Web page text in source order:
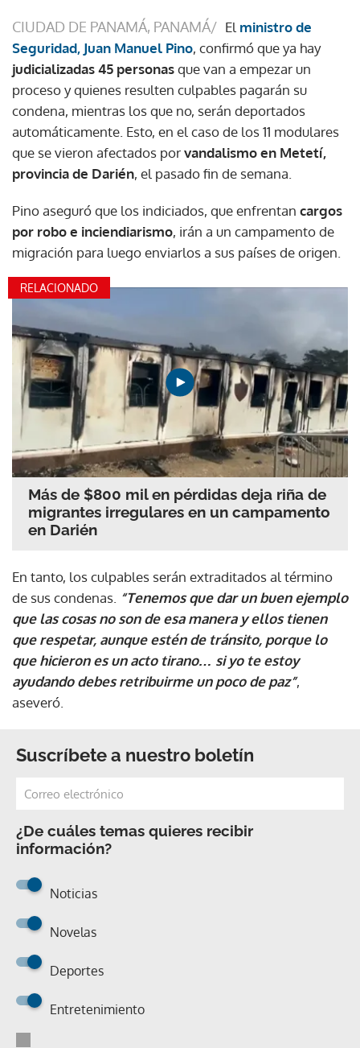
CIUDAD DE PANAMÁ, PANAMÁ/ El ministro de
Seguridad, Juan Manuel Pino, confirmó que ya hay
judicializadas 45 personasque van a empezar un
proceso y quienes resulten culpables pagarán su
condena, mientras los que no, serán deportados
automáticamente. Esto, en el caso de los 11 modulares
que se vieron afectados porvandalismo en Metetí,
provincia de Darién, el pasado fin de semana.
Pino aseguró que los indiciados, que enfrentan cargos
por robo e inciendiarismo, irán a un campamento de
migración para luego enviarlos a sus países de origen.
RELACIONADO
Más de $800 mil en pérdidas deja riña de
migrantes irregulares en un campamento
en Darién
En tanto, los culpables serán extraditados al término
de sus condenas. “Tenemos que dar un buen ejemplo
que las cosas no son de esa manera y ellos tienen
que respetar, aunque estén de tránsito, porque lo
que hicieron es un acto tirano… si yo te estoy
ayudando debes retribuirme un poco de paz”,
aseveró.
Suscríbete a nuestro boletín
¿De cuáles temas quieres recibir
información?
Noticias
Novelas
Deportes
Entretenimiento